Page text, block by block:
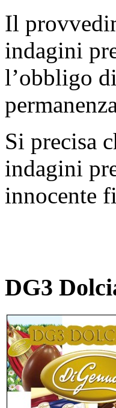
Il
indagini
l’obbligo
Si precisa
indagini
innocente
DG3